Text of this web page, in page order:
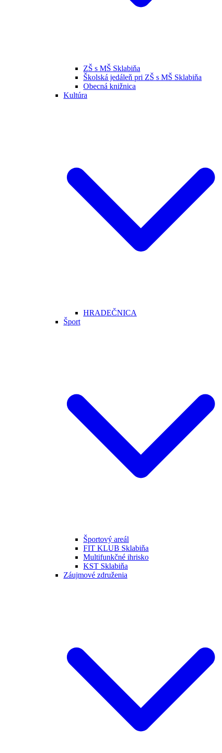
ZŠ s MŠ Sklabiňa
Školská jedáleň pri ZŠ s MŠ Sklabiňa
Obecná knižnica
Kultúra
HRADEČNICA
Šport
Športový areál
FIT KLUB Sklabiňa
Multifunkčné ihrisko
KST Sklabiňa
Záujmové združenia